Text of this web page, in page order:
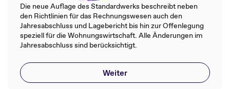
Die neue Auflage des Standardwerks beschreibt neben
den Richtlinien für das Rechnungswesen auch den
Jahresabschluss und Lagebericht bis hin zur Offenlegung
speziell für die Wohnungswirtschaft. Alle Änderungen im
Jahresabschluss sind berücksichtigt.
Weiter